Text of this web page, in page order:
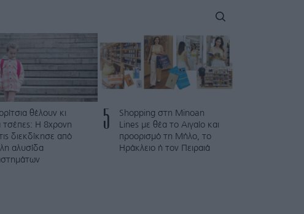
θέλουν κι
τσέπες: Η 8χρονη
διεκδίκησε από
αλυσίδα
5
Shopping στη Minoan
Lines με θέα το Αιγαίο και
προορισμό τη Μήλο, το
Ηράκλειο ή τον Πειραιά